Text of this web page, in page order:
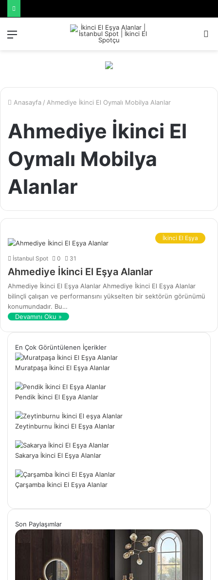
Anasayfa / Ahmediye İkinci El Oymalı Mobilya Alanlar
Ahmediye İkinci El
Oymalı Mobilya
Alanlar
İkinci El Eşya
İstanbul Spot 0 31
Ahmediye İkinci El Eşya Alanlar
Ahmediye İkinci El Eşya Alanlar Ahmediye İkinci El Eşya Alanlar
bilinçli çalışan ve performansını yükselten bir sektörün görünümü
konumundadır. Bu…
Devamını Oku »
En Çok Görüntülenen İçerikler
Muratpaşa İkinci El Eşya Alanlar
Pendik İkinci El Eşya Alanlar
Zeytinburnu İkinci El Eşya Alanlar
Sakarya İkinci El Eşya Alanlar
Çarşamba İkinci El Eşya Alanlar
Son Paylaşımlar